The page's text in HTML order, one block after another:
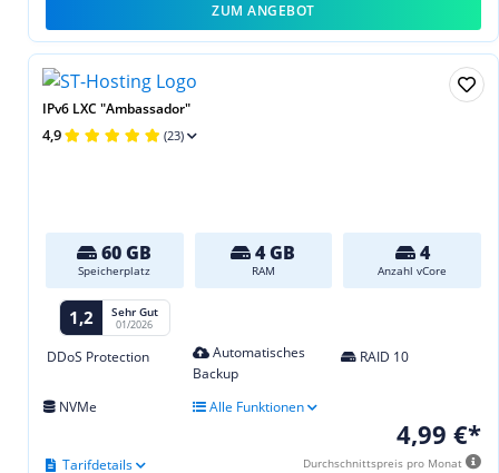
ZUM ANGEBOT
IPv6 LXC "Ambassador"
4,9 (23)
60 GB
Speicherplatz
4 GB
RAM
4
Anzahl vCore
1,2 Sehr Gut
01/2026
DDoS Protection
Automatisches
Backup
RAID 10
NVMe Alle Funktionen
4,99 €*
Durchschnittspreis pro Monat
Tarifdetails